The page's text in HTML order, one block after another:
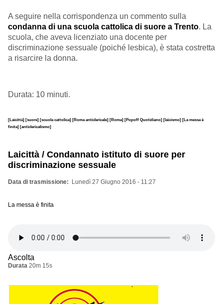
A seguire nella corrispondenza un commento sulla
condanna di una scuola cattolica di suore a Trento. La
scuola, che aveva licenziato una docente per
discriminazione sessuale (poiché lesbica), è stata costretta
a risarcire la donna.
Durata: 10 minuti.
[Laicittà] [suore] [scuola cattolica] [Roma anticlericale] [Roma] [Popoff Quotidiano] [laicismo] [La messa è
finita] [anticlericalismo]
Laicittà / Condannato istituto di suore per
discriminazione sessuale
Data di trasmissione Lunedì 27 Giugno 2016 - 11:27
La messa è finita
Ascolta
Durata 20m 15s